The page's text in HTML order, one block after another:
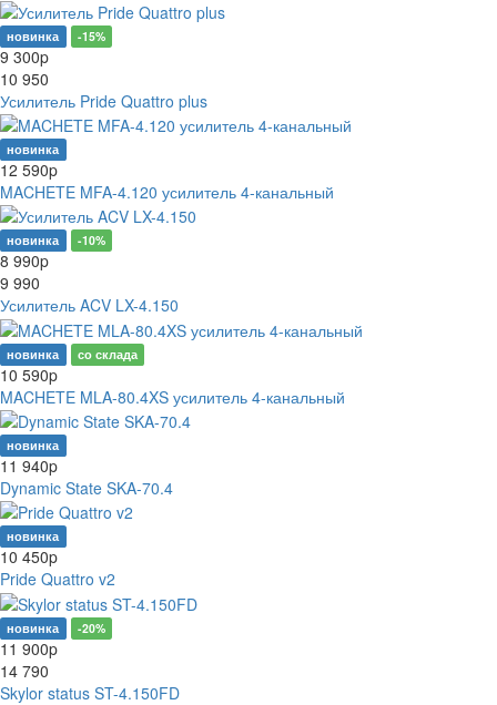
новинка -15%
9 300p
10 950
Усилитель Pride Quattro plus
новинка
12 590p
MACHETE MFA-4.120 усилитель 4-канальный
новинка -10%
8 990p
9 990
Усилитель ACV LX-4.150
новинка со склада
10 590p
MACHETE MLA-80.4XS усилитель 4-канальный
новинка
11 940p
Dynamic State SKA-70.4
новинка
10 450p
Pride Quattro v2
новинка -20%
11 900p
14 790
Skylor status ST-4.150FD